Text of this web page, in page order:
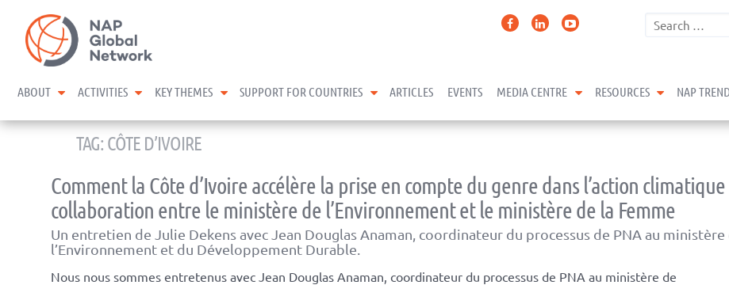
content
ABOUT expand child menu
ACTIVITIES expand child menu
KEY THEMES expand child menu
SUPPORT FOR COUNTRIES expand child menu
ARTICLES EVENTS MEDIA CENTRE expand child menu
RESOURCES expand
NAP
TAG: CÔTE D’IVOIRE
Comment la Côte d’Ivoire accélère la prise en compte du genre dans l’action
collaboration entre le ministère de l’Environnement et le ministère de la Femme
Un entretien de Julie Dekens avec Jean Douglas Anaman, coordinateur du processus de PNA au ministère
l’Environnement et du Développement Durable.
Nous nous sommes entretenus avec Jean Douglas Anaman, coordinateur du processus de PNA au ministère de